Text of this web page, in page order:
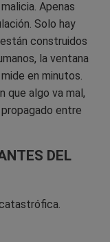
Apenas
Solo hay
construidos
la ventana
en minutos.
que algo va mal,
entre
DEL